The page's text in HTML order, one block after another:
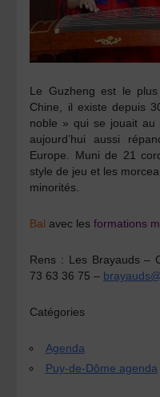
Le Guzheng est le
Chine, il existe depuis
noble » qui se jouait au
aujourd’hui aussi
Europe. Muni de 21
style de jeu et les
minorités.
Bal avec lesformations
Rens : Les Brayauds –
73 63 36 75 –
Catégories
Agenda
Puy-de-Dôme agenda